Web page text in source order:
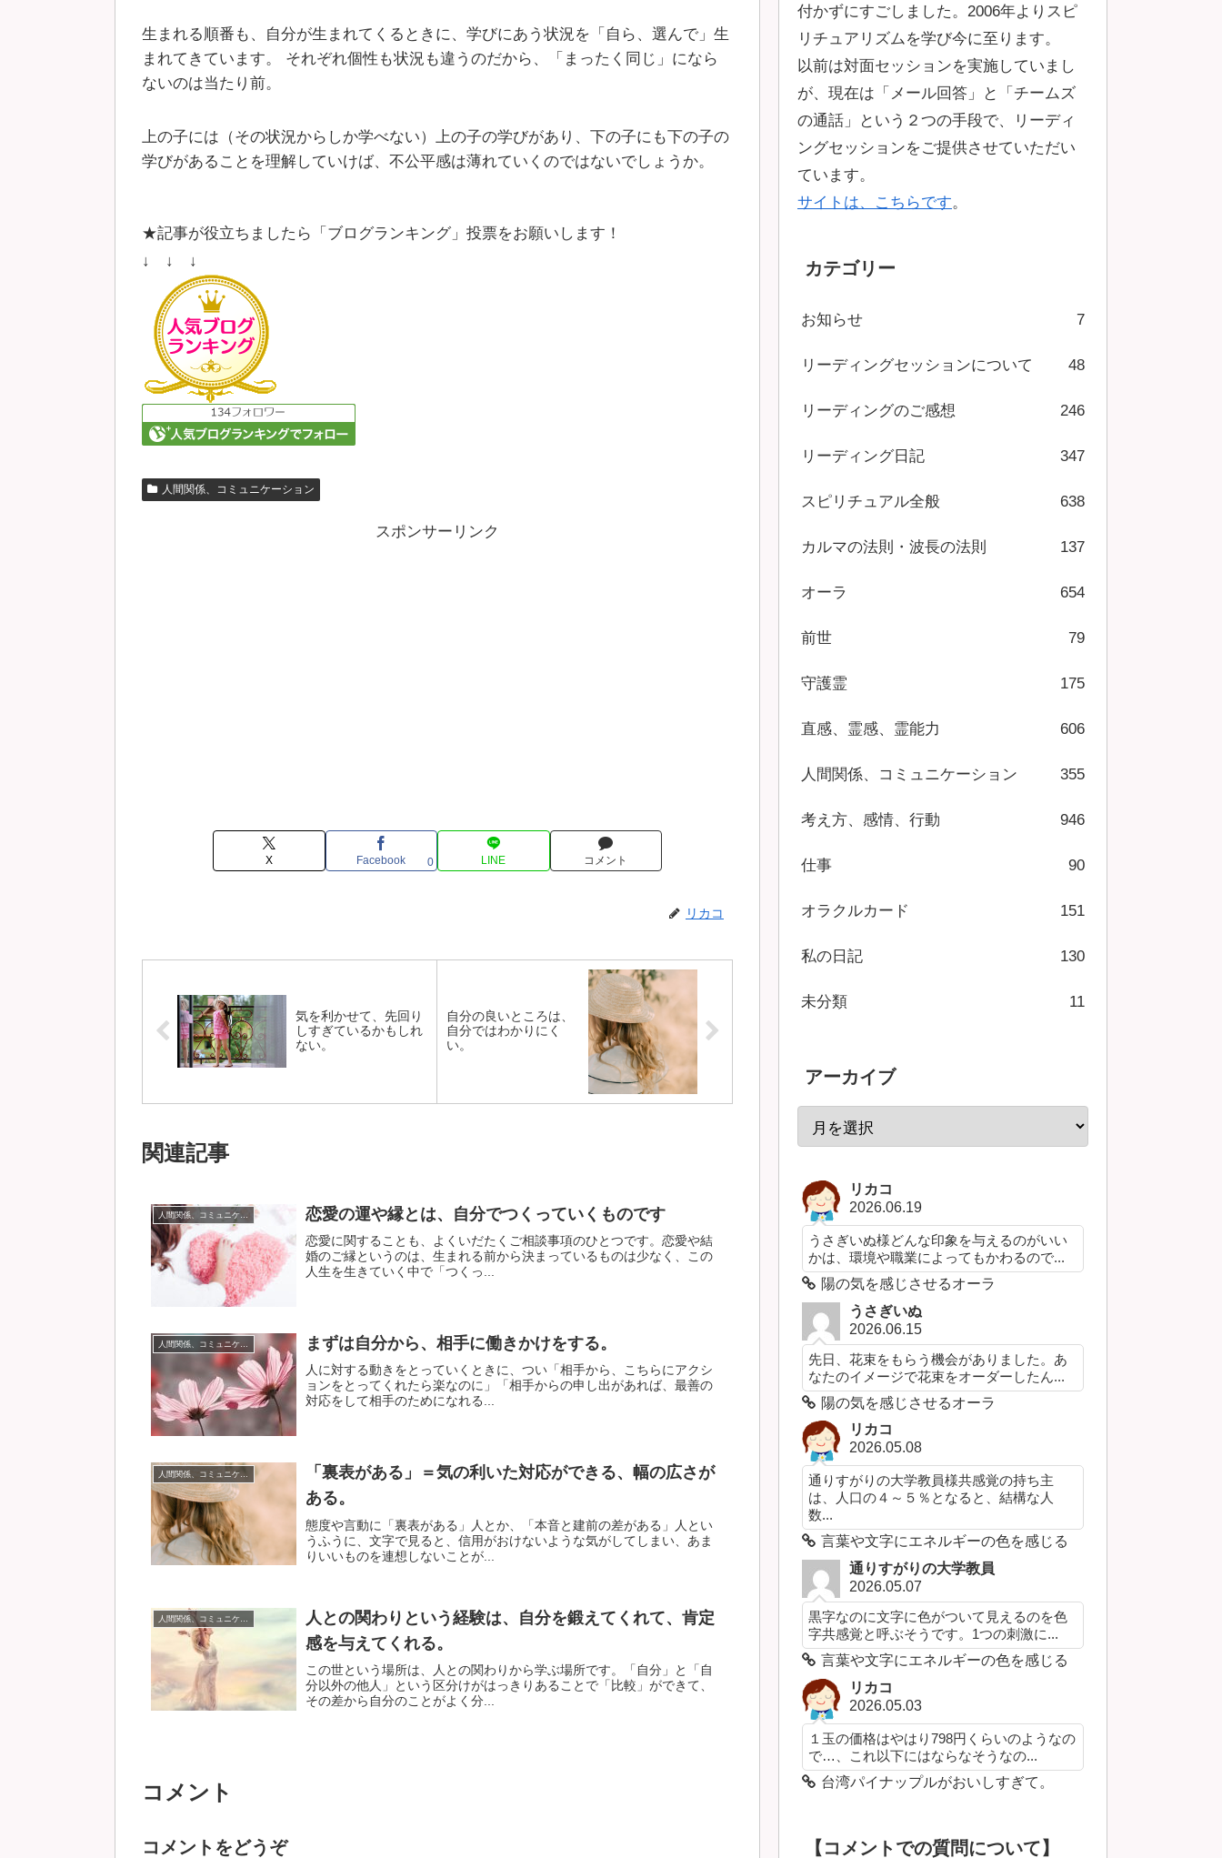
生まれる順番も、自分が生まれてくるときに、学びにあう状況を「自ら、選んで」生
まれてきています。 それぞれ個性も状況も違うのだから、「まったく同じ」になら
ないのは当たり前。
上の子には（その状況からしか学べない）上の子の学びがあり、下の子にも下の子の
学びがあることを理解していけば、不公平感は薄れていくのではないでしょうか。
★記事が役立ちましたら「ブログランキング」投票をお願いします！
↓ ↓ ↓
人間関係、コミュニケーション
スポンサーリンク
X Facebook 0 LINE コメント
リカコ
気を利かせて、先回り
しすぎているかもしれ
ない。
自分の良いところは、
自分ではわかりにく
い。
関連記事
恋愛の運や縁とは、自分でつくっていくものです
恋愛に関することも、よくいだたくご相談事項のひとつです。恋愛や結
婚のご縁というのは、生まれる前から決まっているものは少なく、この
人生を生きていく中で「つくっ...
人間関係、コミュニケーション まずは自分から、相手に働きかけをする。
人に対する動きをとっていくときに、つい「相手から、こちらにアクシ
ョンをとってくれたら楽なのに」「相手からの申し出があれば、最善の
対応をして相手のためになれる...
人間関係、コミュニケーション
「裏表がある」＝気の利いた対応ができる、幅の広さが
ある。
態度や言動に「裏表がある」人とか、「本音と建前の差がある」人とい
うふうに、文字で見ると、信用がおけないような気がしてしまい、あま
りいいものを連想しないことが...
人間関係、コミュニケーション
人との関わりという経験は、自分を鍛えてくれて、肯定
感を与えてくれる。
この世という場所は、人との関わりから学ぶ場所です。「自分」と「自
分以外の他人」という区分けがはっきりあることで「比較」ができて、
その差から自分のことがよく分...
コメント
コメントをどうぞ
付かずにすごしました。2006年よりスピ
リチュアリズムを学び今に至ります。
以前は対面セッションを実施していまし
が、現在は「メール回答」と「チームズ
の通話」という２つの手段で、リーディ
ングセッションをご提供させていただい
ています。
サイトは、こちらです。
カテゴリー
お知らせ 7
リーディングセッションについて 48
リーディングのご感想 246
リーディング日記 347
スピリチュアル全般 638
カルマの法則・波長の法則 137
オーラ 654
前世 79
守護霊 175
直感、霊感、霊能力 606
人間関係、コミュニケーション 355
考え方、感情、行動 946
仕事 90
オラクルカード 151
私の日記 130
未分類 11
アーカイブ
リカコ
2026.06.19
うさぎいぬ様どんな印象を与えるのがいい
かは、環境や職業によってもかわるので...
陽の気を感じさせるオーラ
うさぎいぬ
2026.06.15
先日、花束をもらう機会がありました。あ
なたのイメージで花束をオーダーしたん...
陽の気を感じさせるオーラ
リカコ
2026.05.08
通りすがりの大学教員様共感覚の持ち主
は、人口の４～５％となると、結構な人
数...
言葉や文字にエネルギーの色を感じる
通りすがりの大学教員
2026.05.07
黒字なのに文字に色がついて見えるのを色
字共感覚と呼ぶそうです。1つの刺激に...
言葉や文字にエネルギーの色を感じる
リカコ
2026.05.03
１玉の価格はやはり798円くらいのようなの
で…、これ以下にはならなそうなの...
台湾パイナップルがおいしすぎて。
【コメントでの質問について】